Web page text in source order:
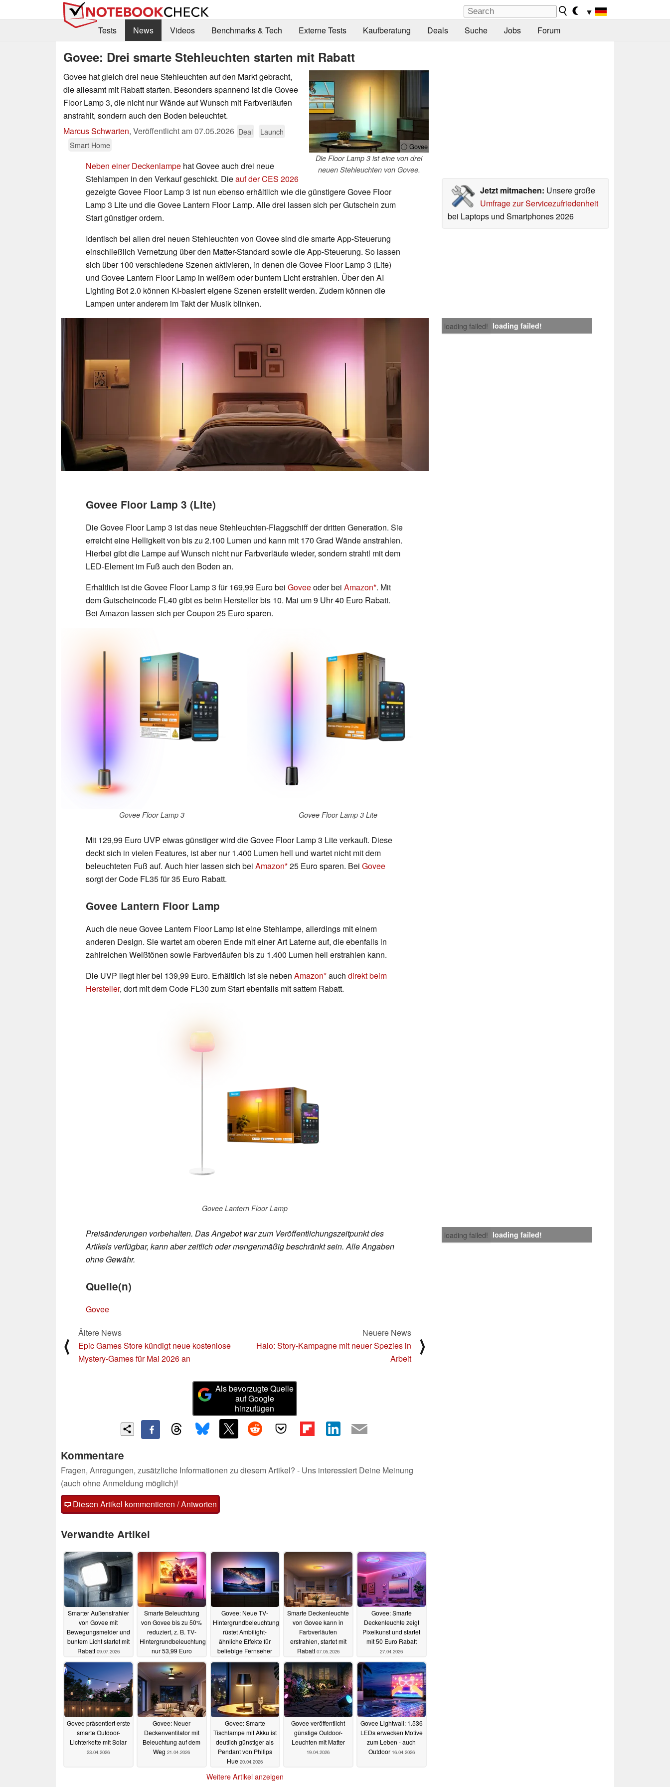
▼
Tests
News Videos Benchmarks & Tech Externe Tests Kaufberatung Deals Suche Jobs Forum
Govee: Drei smarte Stehleuchten starten mit Rabatt
ⓘ Govee
Die Floor Lamp 3 ist eine von drei
neuen Stehleuchten von Govee.
Govee hat gleich drei neue Stehleuchten auf den Markt gebracht,
die allesamt mit Rabatt starten. Besonders spannend ist die Govee
Floor Lamp 3, die nicht nur Wände auf Wunsch mit Farbverläufen
anstrahlt, sondern auch den Boden beleuchtet.
Marcus Schwarten, Veröffentlicht am07.05.2026 Deal
Launch
Smart Home
Jetzt mitmachen: Unsere große
Umfrage zur Servicezufriedenheit
bei Laptops und Smartphones 2026
Neben einer Deckenlampe hat Govee auch drei neue
Stehlampen in den Verkauf geschickt. Dieauf der CES 2026
gezeigte Govee Floor Lamp 3 ist nun ebenso erhältlich wie die günstigere Govee Floor
Lamp 3 Lite und die Govee Lantern Floor Lamp. Alle drei lassen sich per Gutschein zum
Start günstiger ordern.
Identisch bei allen drei neuen Stehleuchten von Govee sind die smarte App-Steuerung
einschließlich Vernetzung über den Matter-Standard sowie die App-Steuerung. So lassen
sich über 100 verschiedene Szenen aktivieren, in denen die Govee Floor Lamp 3 (Lite)
und Govee Lantern Floor Lamp in weißem oder buntem Licht erstrahlen. Über den AI
Lighting Bot 2.0 können KI-basiert eigene Szenen erstellt werden. Zudem können die
Lampen unter anderem im Takt der Musik blinken.
loading failed! loading failed!
Govee Floor Lamp 3 (Lite)
Die Govee Floor Lamp 3 ist das neue Stehleuchten-Flaggschiff der dritten Generation. Sie
erreicht eine Helligkeit von bis zu 2.100 Lumen und kann mit 170 Grad Wände anstrahlen.
Hierbei gibt die Lampe auf Wunsch nicht nur Farbverläufe wieder, sondern strahtl mit dem
LED-Element im Fuß auch den Boden an.
Erhältlich ist die Govee Floor Lamp 3 für 169,99 Euro bei Goveeoder bei Amazon . Mit
dem Gutscheincode FL40 gibt es beim Hersteller bis 10. Mai um 9 Uhr 40 Euro Rabatt.
Bei Amazon lassen sich per Coupon 25 Euro sparen.
Govee Floor Lamp 3 Govee Floor Lamp 3 Lite
Mit 129,99 Euro UVP etwas günstiger wird die Govee Floor Lamp 3 Lite verkauft. Diese
deckt sich in vielen Features, ist aber nur 1.400 Lumen hell und wartet nicht mit dem
beleuchteten Fuß auf. Auch hier lassen sich bei Amazon 25 Euro sparen. Bei Govee
sorgt der Code FL35 für 35 Euro Rabatt.
Govee Lantern Floor Lamp
Auch die neue Govee Lantern Floor Lamp ist eine Stehlampe, allerdings mit einem
anderen Design. Sie wartet am oberen Ende mit einer Art Laterne auf, die ebenfalls in
zahlreichen Weißtönen sowie Farbverläufen bis zu 1.400 Lumen hell erstrahlen kann.
Die UVP liegt hier bei 139,99 Euro. Erhältlich ist sie neben Amazon auch direkt beim
Hersteller, dort mit dem Code FL30 zum Start ebenfalls mit sattem Rabatt.
Govee Lantern Floor Lamp
loading failed! loading failed!
Preisänderungen vorbehalten. Das Angebot war zum Veröffentlichungszeitpunkt des
Artikels verfügbar, kann aber zeitlich oder mengenmäßig beschränkt sein. Alle Angaben
ohne Gewähr.
Quelle(n)
Govee
⟨
Ältere News
Epic Games Store kündigt neue kostenlose
Mystery-Games für Mai 2026 an
Neuere News
Halo: Story-Kampagne mit neuer Spezies in
Arbeit
⟩
Als bevorzugte Quelle
auf Google
hinzufügen
Kommentare
Fragen, Anregungen, zusätzliche Informationen zu diesem Artikel? - Uns interessiert Deine Meinung
(auch ohne Anmeldung möglich)!
Diesen Artikel kommentieren / Antworten
Verwandte Artikel
Smarter Außenstrahler
von Govee mit
Bewegungsmelder und
buntem Licht startet mit
Rabatt 09.07.2026
Smarte Beleuchtung
von Govee bis zu 50%
reduziert, z. B. TV-
Hintergrundbeleuchtung
nur 53,99 Euro
25.06.2026
Govee: Neue TV-
Hintergrundbeleuchtung
rüstet Ambilight-
ähnliche Effekte für
beliebige Fernseher
nach18.05.2026
Smarte Deckenleuchte
von Govee kann in
Farbverläufen
erstrahlen, startet mit
Rabatt 07.05.2026
Govee: Smarte
Deckenleuchte zeigt
Pixelkunst und startet
mit 50 Euro Rabatt
27.04.2026
Govee präsentiert erste
smarte Outdoor-
Lichterkette mit Solar
23.04.2026
Govee: Neuer
Deckenventilator mit
Beleuchtung auf dem
Weg 21.04.2026
Govee: Smarte
Tischlampe mit Akku ist
deutlich günstiger als
Pendant von Philips
Hue 20.04.2026
Govee veröffentlicht
günstige Outdoor-
Leuchten mit Matter
19.04.2026
Govee Lightwall: 1.536
LEDs erwecken Motive
zum Leben - auch
Outdoor 16.04.2026
Weitere Artikel anzeigen